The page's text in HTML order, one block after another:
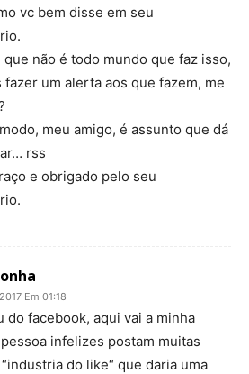
vc bem disse em seu
que não é todo mundo que faz isso,
fazer um alerta aos que fazem, me
meu amigo, é assunto que dá
rss
e obrigado pelo seu
Em 01:18
do facebook, aqui vai a minha
infelizes postam muitas
do like“ que daria uma